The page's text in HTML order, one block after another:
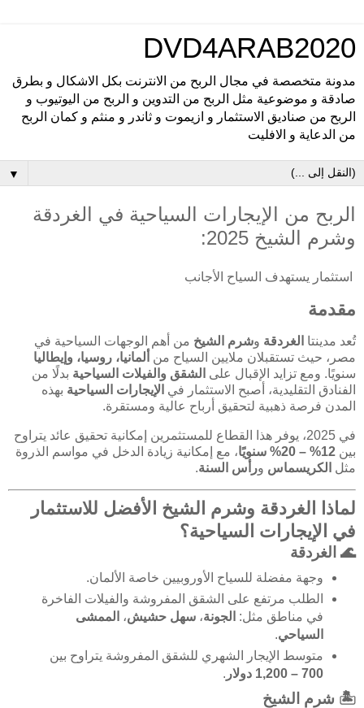
DVD4ARAB2020
مدونة متخصصة في مجال الربح من الانترنت بكل الاشكال و بطرق
صادقة و موضوعية مثل الربح من التدوين و الربح من اليوتيوب و
الربح من صناديق الاستثمار و ازيموت و ثاندر و منثم و كمان الربح
من الدعاية و الافليت
▼
الربح من الإيجارات السياحية في الغردقة
وشرم الشيخ 2025:
استثمار يستهدف السياح الأجانب
مقدمة
تُعد مدينتا الغردقة وشرم الشيخ من أهم الوجهات السياحية في
مصر، حيث تستقبلان ملايين السياح من ألمانيا، روسيا، وإيطاليا
سنويًا. ومع تزايد الإقبال على الشقق والفيلات السياحية بدلًا من
الفنادق التقليدية، أصبح الاستثمار في الإيجارات السياحية بهذه
المدن فرصة ذهبية لتحقيق أرباح عالية ومستقرة.
في 2025، يوفر هذا القطاع للمستثمرين إمكانية تحقيق عائد يتراوح
بين 12% – 20% سنويًا
، مع إمكانية زيادة الدخل في مواسم الذروة
مثل الكريسماس ورأس السنة.
لماذا الغردقة وشرم الشيخ الأفضل للاستثمار
في الإيجارات السياحية؟
🌊 الغردقة
وجهة مفضلة للسياح الأوروبيين خاصة الألمان.
الطلب مرتفع على الشقق المفروشة والفيلات الفاخرة
في مناطق مثل: الجونة، سهل حشيش، الممشى
السياحي.
متوسط الإيجار الشهري للشقق المفروشة يتراوح بين
700 – 1,200 دولار
.
🏝️ شرم الشيخ